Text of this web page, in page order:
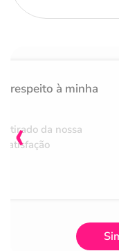
respeito à minha
da nossa
‹